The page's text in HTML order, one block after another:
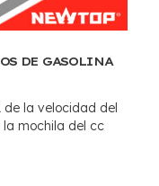
DE GASOLINA
de la velocidad del
mochila del cc